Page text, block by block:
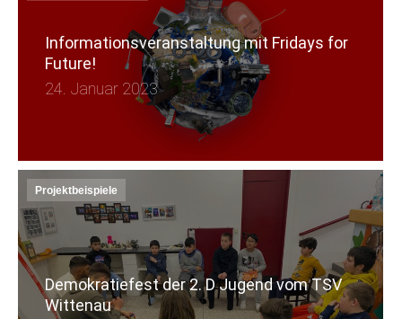
Informationsveranstaltung mit Fridays for
Future!
24. Januar 2023
Projektbeispiele
Demokratiefest der 2. D Jugend vom TSV
Wittenau